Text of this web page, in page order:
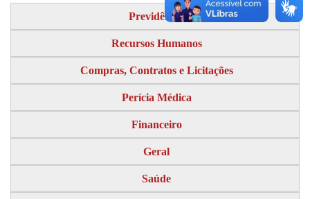
Previdência
Recursos Humanos
Compras, Contratos e Licitações
Perícia Médica
Financeiro
Geral
Saúde